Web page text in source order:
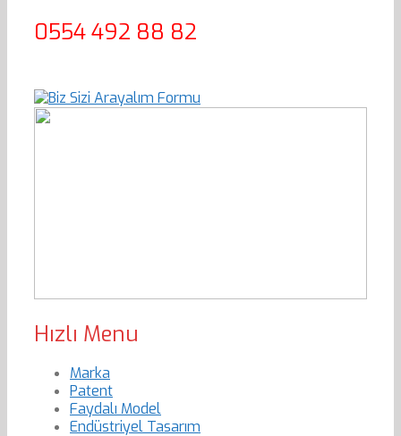
0554 492 88 82
Hızlı Menu
Marka
Patent
Faydalı Model
Endüstriyel Tasarım